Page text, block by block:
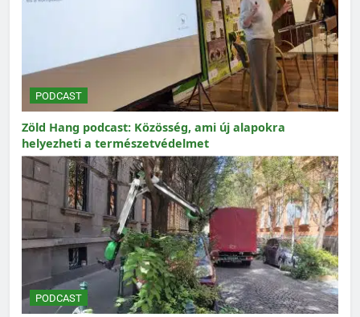
PODCAST
Zöld Hang podcast: Közösség, ami új alapokra
helyezheti a természetvédelmet
PODCAST